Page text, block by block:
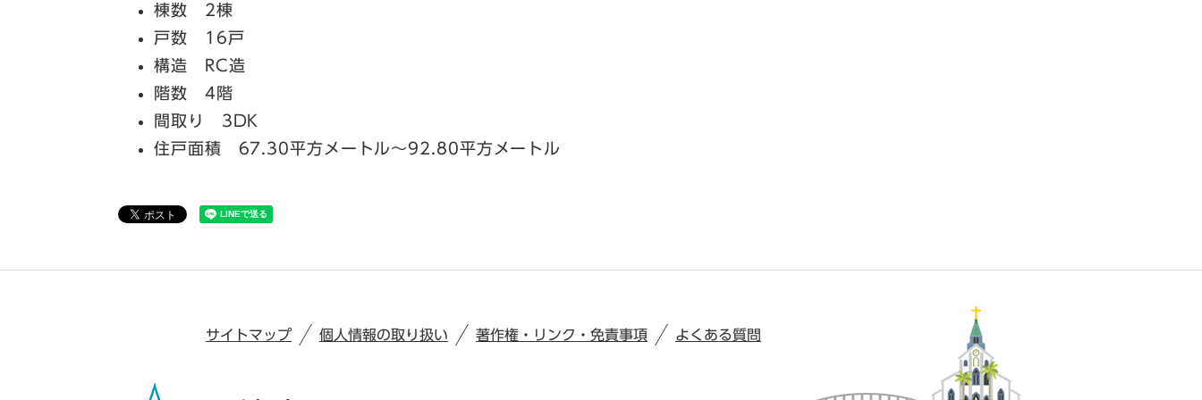
棟数 2棟
戸数 16戸
構造 RC造
階数 4階
間取り 3DK
住戸面積 67.30平方メートル～92.80平方メートル
サイトマップ 個人情報の取り扱い 著作権・リンク・免責事項 よくある質問